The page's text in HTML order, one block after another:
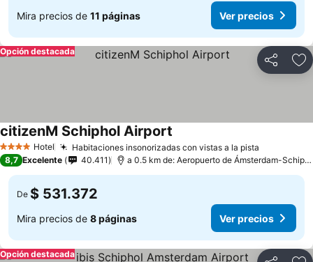
Mira precios de 11 páginas Ver precios
Compartir
Opción destacada
4 EstrellasHotel Habitaciones insonorizadas con vistas a la pista
citizenM Schiphol Airport
8,7 Excelente 40.411 a 0.5 km de: Aeropuerto de Ámsterdam-Schiphol
De $ 531.372
Mira precios de 8 páginas Ver precios
Opción destacada